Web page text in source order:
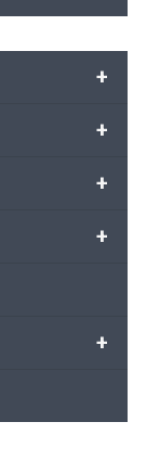
+
+
+
+
+